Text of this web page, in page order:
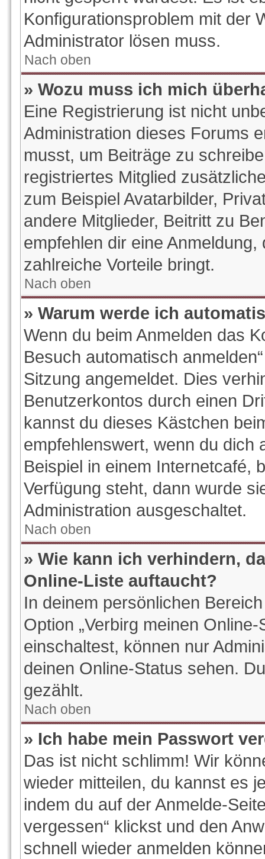
Konfigurationsproblem mit der
Administrator lösen muss.
Nach oben
» Wozu muss ich mich
Eine Registrierung ist nicht
Administration dieses Forums
musst, um Beiträge zu
registriertes Mitglied
zum Beispiel Avatarbilder,
andere Mitglieder, Beitritt zu
empfehlen dir eine
zahlreiche Vorteile bringt.
Nach oben
» Warum werde ich
Wenn du beim Anmelden das
Besuch automatisch
Sitzung angemeldet. Dies
Benutzerkontos durch einen
kannst du dieses Kästchen
empfehlenswert, wenn du dich
Beispiel in einem Internetcafé,
Verfügung steht, dann wurde
Administration ausgeschaltet.
Nach oben
» Wie kann ich verhindern,
Online-Liste auftaucht?
In deinem persönlichen
Option „Verbirg meinen
einschaltest, können nur
deinen Online-Status sehen.
gezählt.
Nach oben
» Ich habe mein Passwort
Das ist nicht schlimm! Wir
wieder mitteilen, du kannst es
indem du auf der Anmelde-
vergessen“ klickst und den
schnell wieder anmelden